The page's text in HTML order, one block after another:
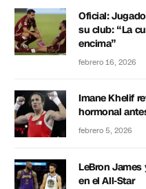
Oficial:
su club: “La
encima”
febrero 16, 2026
Imane Khelif
hormonal
febrero 5, 2026
LeBron
en el All-Star